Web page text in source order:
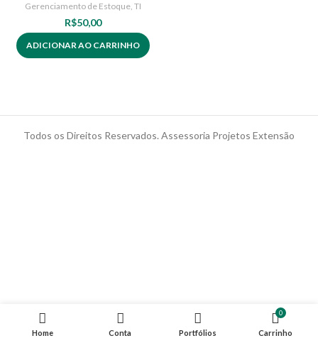
Gerenciamento de Estoque, TI
R$50,00
ADICIONAR AO CARRINHO
Todos os Direitos Reservados. Assessoria Projetos Extensão
Home Conta Portfólios
0
Carrinho